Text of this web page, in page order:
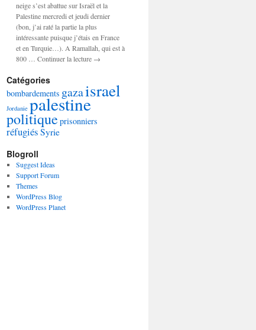
neige s’est abattue sur Israël et la
Palestine mercredi et jeudi dernier
(bon, j’ai raté la partie la plus
intéressante puisque j’étais en France
et en Turquie…). A Ramallah, qui est à
800 … Continuer la lecture →
Catégories
bombardements gazaisrael
Jordanie palestine
politique prisonniers
réfugiés Syrie
Blogroll
Suggest Ideas
Support Forum
Themes
WordPress Blog
WordPress Planet